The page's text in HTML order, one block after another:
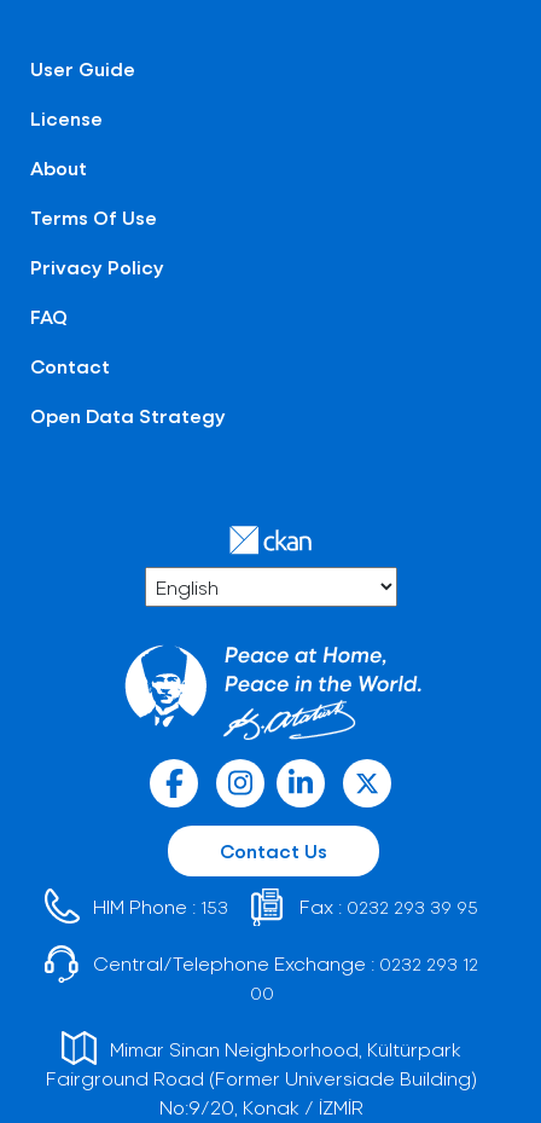
User Guide
License
About
Terms Of Use
Privacy Policy
FAQ
Contact
Open Data Strategy
Contact Us
HIM Phone : 153 Fax : 0232 293 39 95
Central/Telephone Exchange : 0232 293 12
00
Mimar Sinan Neighborhood, Kültürpark
Fairground Road (Former Universiade Building)
No:9/20, Konak / İZMİR